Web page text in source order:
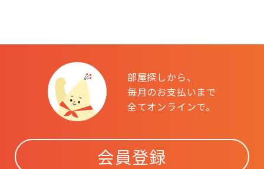
部屋探しから、
毎月のお支払いまで
全てオンラインで。
会員登録